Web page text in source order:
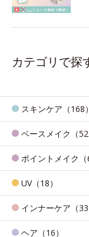
カテゴリで探
スキンケア（168）
ベースメイク（52
ポイントメイク（
UV（18）
インナーケア（33
ヘア（16）